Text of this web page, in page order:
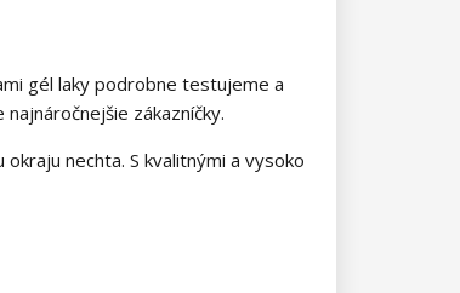
gél laky podrobne testujeme a
zákazníčky.
nechta. S kvalitnými a vysoko